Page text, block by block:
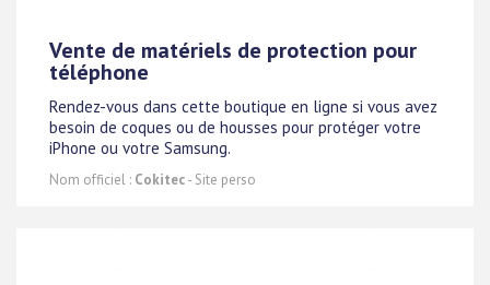
Vente de matériels de protection pour
téléphone
Rendez-vous dans cette boutique en ligne si vous avez
besoin de coques ou de housses pour protéger votre
iPhone ou votre Samsung.
Nom officiel : Cokitec- Site perso